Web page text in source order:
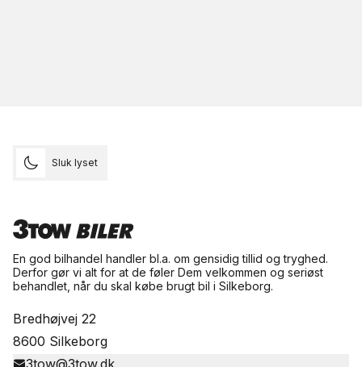
Sluk lyset
En god bilhandel handler bl.a. om gensidig tillid og tryghed.
Derfor gør vi alt for at de føler Dem velkommen og seriøst
behandlet, når du skal købe brugt bil i Silkeborg.
Bredhøjvej 22
8600 Silkeborg
3tow@3tow.dk